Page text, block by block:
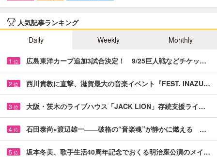
人気記事ランキング
Daily
Weekly Monthly
1 位 広島東洋カープ追加3試合決定！ 9/25巨人戦などチケッ…
2 位 西川貴教に直撃、滋賀最大の音楽イベント『FEST. INAZU…
3 位 大阪・茨木のライブハウス「JACK LION」存続支援ライ…
4 位 石田泰尚×渡辺雄一――破格の“音楽魂”が静かに燃える …
5 位 坂本冬美、歌手生活40周年記念でおくる明治座公演のメイ…